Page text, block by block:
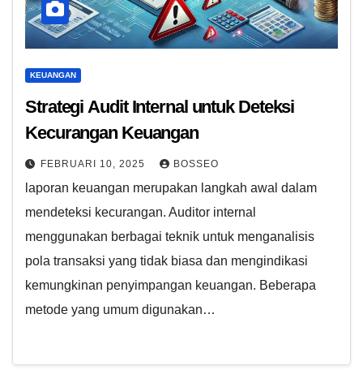
KEUANGAN
Strategi Audit Internal untuk Deteksi
Kecurangan Keuangan
FEBRUARI 10, 2025 BOSSEO
laporan keuangan merupakan langkah awal dalam
mendeteksi kecurangan. Auditor internal
menggunakan berbagai teknik untuk menganalisis
pola transaksi yang tidak biasa dan mengindikasi
kemungkinan penyimpangan keuangan. Beberapa
metode yang umum digunakan…